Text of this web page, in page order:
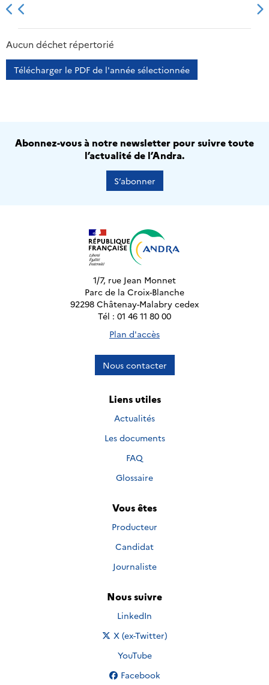
2013 2014
Aucun déchet répertorié
Télécharger le PDF de l'année sélectionnée
Abonnez-vous à notre newsletter pour suivre toute
l’actualité de l’Andra.
S’abonner
1/7, rue Jean Monnet
Parc de la Croix-Blanche
92298 Châtenay-Malabry cedex
Tél : 01 46 11 80 00
Plan d'accès
Nous contacter
Liens utiles
Actualités
Les documents
FAQ
Glossaire
Vous êtes
Producteur
Candidat
Journaliste
Nous suivre
Nous suivre sur
LinkedIn
Nous suivre sur
X (ex-Twitter)
Nous suivre sur
YouTube
Nous suivre sur
Facebook